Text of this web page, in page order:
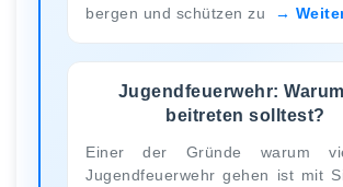
bergen und schützen zu
Jugendfeuerwehr:
beitreten solltest?
Einer der Gründe warum
Jugendfeuerwehr gehen ist mit